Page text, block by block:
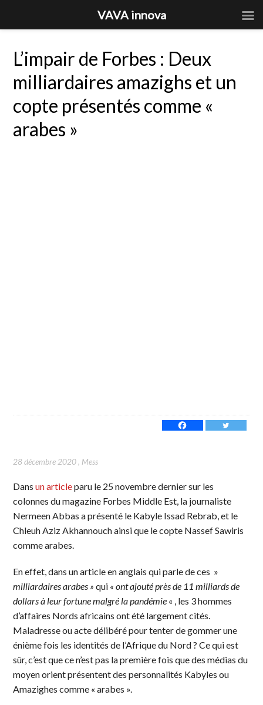
L’impair de Forbes : Deux
milliardaires amazighs et un
copte présentés comme «
arabes »
28 décembre 2020, Mess
Dansun articleparu le 25 novembre dernier sur les
colonnes du magazine Forbes Middle Est, la journaliste
Nermeen Abbas a présenté le Kabyle Issad Rebrab, et le
Chleuh Aziz Akhannouch ainsi que le copte Nassef Sawiris
comme arabes.
En effet, dans un article en anglais qui parle de ces »
milliardaires arabes » qui « ont ajouté près de 11 milliards de
dollars à leur fortune malgré la pandémie « , les 3 hommes
d’affaires Nords africains ont été largement cités.
Maladresse ou acte délibéré pour tenter de gommer une
énième fois les identités de l’Afrique du Nord ? Ce qui est
sûr, c’est que ce n’est pas la première fois que des médias du
moyen orient présentent des personnalités Kabyles ou
Amazighes comme « arabes ».
VAVA innova